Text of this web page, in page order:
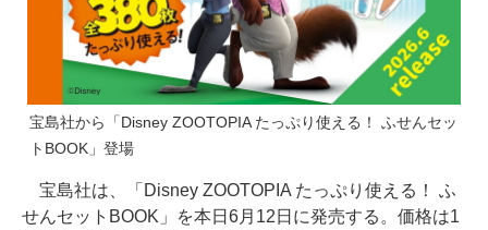
宝島社から「Disney ZOOTOPIA たっぷり使える！ ふせんセッ
トBOOK」登場
宝島社は、「Disney ZOOTOPIA たっぷり使える！ ふ
せんセットBOOK」を本日6月12日に発売する。価格は1